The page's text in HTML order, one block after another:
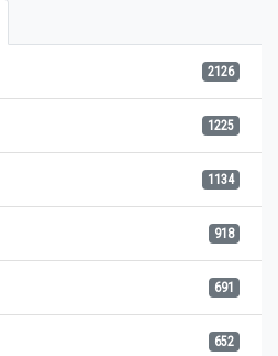
2126
1225
1134
918
691
652